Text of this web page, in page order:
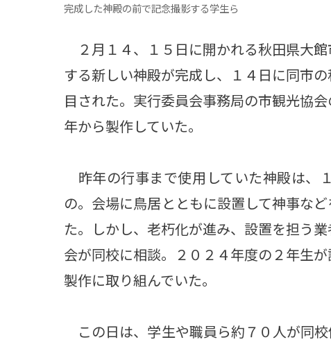
完成した神殿の前で記念撮影する学生ら
２月１４、１５日に開かれる秋田県大
する新しい神殿が完成し、１４日に同市
目された。実行委員会事務局の市観光協
年から製作していた。
昨年の行事まで使用していた神殿は、
の。会場に鳥居とともに設置して神事な
た。しかし、老朽化が進み、設置を担う
会が同校に相談。２０２４年度の２年生
製作に取り組んでいた。
この日は、学生や職員ら約７０人が同校